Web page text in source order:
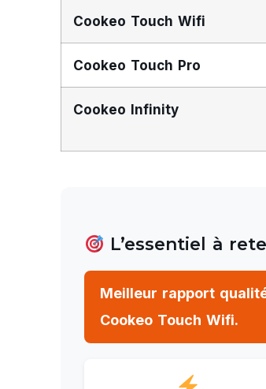
Cookeo Touch Wifi
Cookeo Touch Pro
Cookeo Infinity
L’essentiel à
Meilleur rapport
Cookeo Touch Wifi.